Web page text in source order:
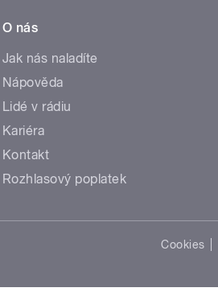
O nás
Jak nás naladíte
Nápověda
Lidé v rádiu
Kariéra
Kontakt
Rozhlasový poplatek
Cookies